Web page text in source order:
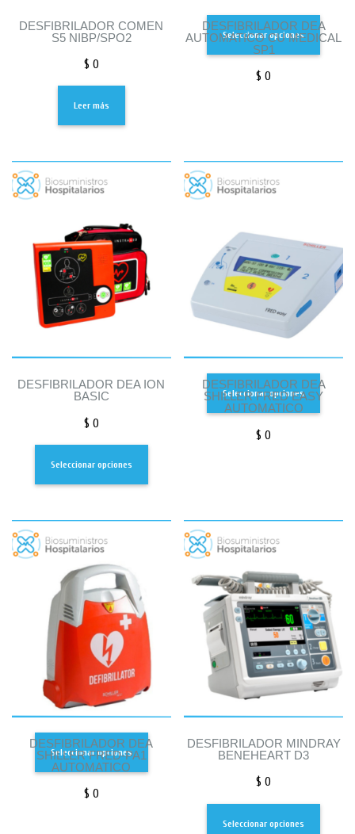
DESFIBRILADOR COMEN
S5 NIBP/SPO2
$ 0
Leer más
DESFIBRILADOR DEA
AUTOMATICO CU MEDICAL
SP1
$ 0
Seleccionar opciones
DESFIBRILADOR DEA ION
BASIC
$ 0
Seleccionar opciones
DESFIBRILADOR DEA
SHILLER FRED EASY
AUTOMATICO
$ 0
Seleccionar opciones
DESFIBRILADOR DEA
SHILLER FRED-PA1
AUTOMATICO
$ 0
Seleccionar opciones
DESFIBRILADOR MINDRAY
BENEHEART D3
$ 0
Seleccionar opciones